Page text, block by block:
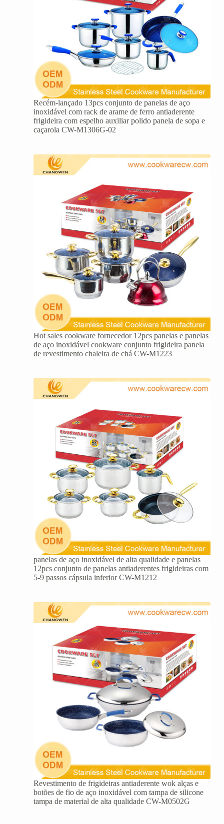
Recém-lançado 13pcs conjunto de panelas de aço
inoxidável com rack de arame de ferro antiaderente
frigideira com espelho auxiliar polido panela de sopa e
caçarola CW-M1306G-02
Hot sales cookware fornecedor 12pcs panelas e panelas
de aço inoxidável cookware conjunto frigideira panela
de revestimento chaleira de chá CW-M1223
panelas de aço inoxidável de alta qualidade e panelas
12pcs conjunto de panelas antiaderentes frigideiras com
5-9 passos cápsula inferior CW-M1212
Revestimento de frigideiras antiaderente wok alças e
botões de fio de aço inoxidável com tampa de silicone
tampa de material de alta qualidade CW-M0502G